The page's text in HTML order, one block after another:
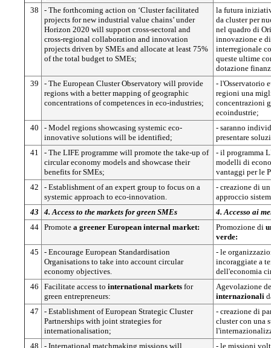
38
- The forthcoming action on ‘Cluster facilitated
projects for new industrial value chains’ under
Horizon 2020 will support cross-sectoral and
cross-regional collaboration and innovation
projects driven by SMEs and allocate at least 75%
of the total budget to SMEs;
la futura
da cluster per
nel quadro di
innovazione e
interregionale
queste ultime
dotazione
39
- The European Cluster Observatory will provide
regions with a better mapping of geographic
concentrations of competences in eco-industries;
- l'Osservatorio
regioni una
concentrazioni
ecoindustrie;
40
- Model regions showcasing systemic eco-
innovative solutions will be identified;
- saranno
presentare
41
- The LIFE programme will promote the take-up of
circular economy models and showcase their
benefits for SMEs;
- il programma
modelli di
vantaggi per le
42
- Establishment of an expert group to focus on a
systemic approach to eco-innovation.
- creazione di
approccio
43
4. Access to the markets for green SMEs
4. Accesso ai
44 Promote a greener European internal market: Promozione di
verde:
45
- Encourage European Standardisation
Organisations to take into account circular
economy objectives.
- le
incoraggiate a
dell'economia
46
Facilitate access to international markets for
green entrepreneurs:
Agevolazione
internazionali
47
- Establishment of European Strategic Cluster
Partnerships with joint strategies for
internationalisation;
- creazione di
cluster con una
48
- International matchmaking missions will
- le missioni